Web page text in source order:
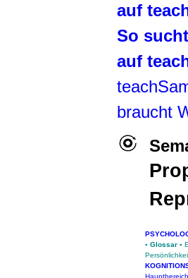
auf
So
auf
braucht
▪ Glossar ▪